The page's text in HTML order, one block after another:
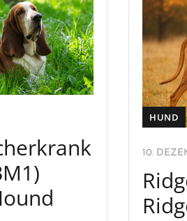
HUND
10.